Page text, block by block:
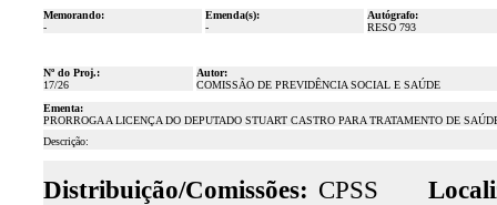
Memorando:
-
Emenda(s):
-
Autógrafo:
RESO 793
Nº do Proj.:
17/26
Autor:
COMISSÃO DE PREVIDÊNCIA SOCIAL E SAÚDE
Ementa:
PRORROGA A LICENÇA DO DEPUTADO STUART CASTRO PARA TRATAMENTO DE
Descrição:
Distribuição/Comissões: CPSS